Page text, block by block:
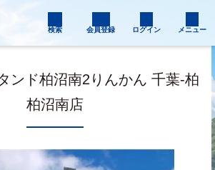
検索 会員登録 ログイン メニュー
ンド柏沼南2りんかん 千葉-柏
柏沼南店